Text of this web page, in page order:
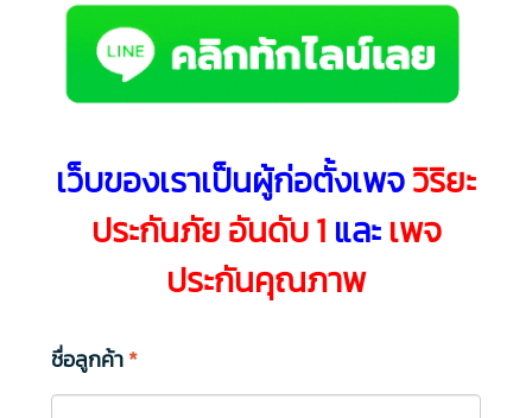
เว็บของเราเป็นผู้ก่อตั้งเพจวิริยะ
ประกันภัย อันดับ 1 และเพจ
ประกันคุณภาพ
ชื่อลูกค้า*